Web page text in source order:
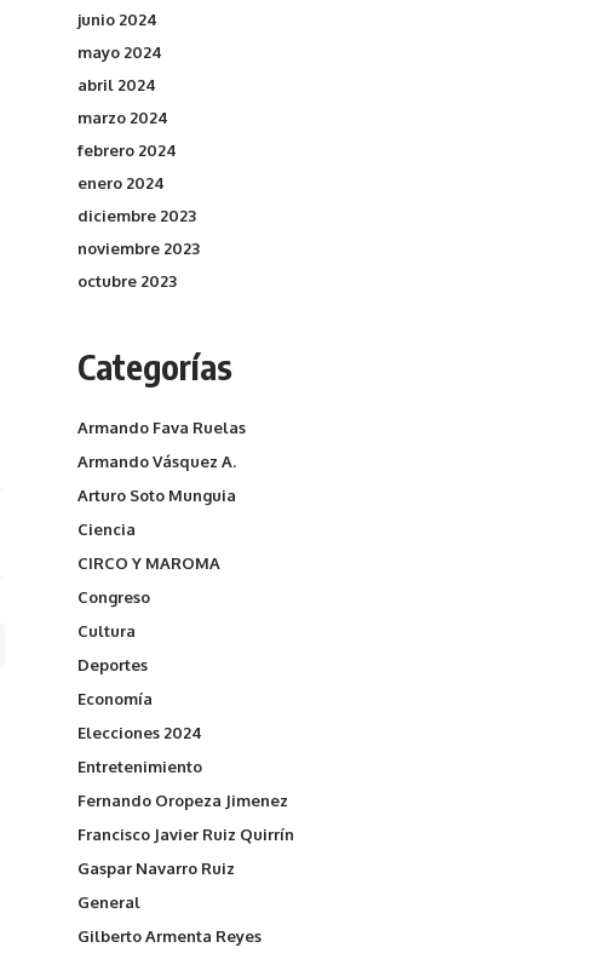
junio 2024
mayo 2024
abril 2024
marzo 2024
febrero 2024
enero 2024
diciembre 2023
noviembre 2023
octubre 2023
Categorías
Armando Fava Ruelas
Armando Vásquez A.
Arturo Soto Munguia
Ciencia
CIRCO Y MAROMA
Congreso
Cultura
Deportes
Economía
Elecciones 2024
Entretenimiento
Fernando Oropeza Jimenez
Francisco Javier Ruiz Quirrín
Gaspar Navarro Ruiz
General
Gilberto Armenta Reyes